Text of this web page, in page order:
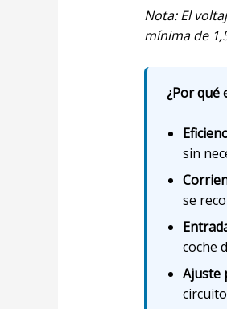
Nota: El
mínima de
¿Por qué
sin
se
coche
Ajuste